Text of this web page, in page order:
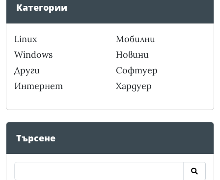
Категории
Linux
Windows
Други
Интернет
Мобилни
Новини
Софтуер
Хардуер
Търсене